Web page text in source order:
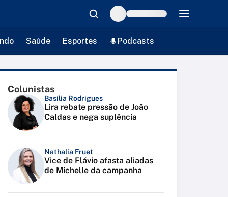
Saúde Esportes Podcasts
Colunistas
Basília Rodrigues
Lira rebate pressão de João
Caldas e nega suplência
Nathalia Fruet
Vice de Flávio afasta aliadas
de Michelle da campanha